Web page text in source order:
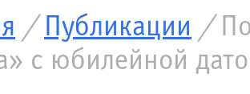
/ Публикации /
с юбилейной